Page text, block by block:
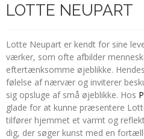
LOTTE NEUPART
Lotte Neupart er kendt for sine
værker, som ofte afbilder
eftertænksomme øjeblikke.
følelse af nærvær og inviterer
sig opsluge af små øjeblikke. Hos
glade for at kunne præsentere
tilfører hjemmet et varmt og
dig, der søger kunst med en